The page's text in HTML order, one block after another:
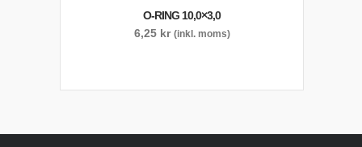
O-RING 10,0×3,0
6,25 kr (inkl. moms)